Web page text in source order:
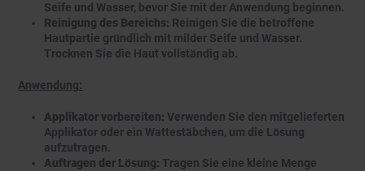
Seife und Wasser, bevor Sie mit der Anwendung beginnen.
Reinigung des Bereichs: Reinigen Sie die betroffene
Hautpartie gründlich mit milder Seife und Wasser.
Trocknen Sie die Haut vollständig ab.
Anwendung:
Applikator vorbereiten: Verwenden Sie den mitgelieferten
Applikator oder ein Wattestäbchen, um die Lösung
aufzutragen.
Auftragen der Lösung: Tragen Sie eine kleine Menge